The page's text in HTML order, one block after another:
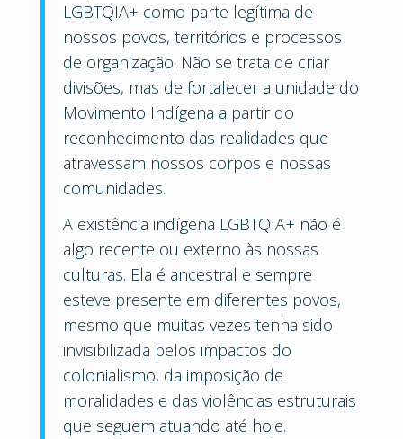
LGBTQIA+ como parte legítima de
nossos povos, territórios e processos
de organização. Não se trata de criar
divisões, mas de fortalecer a unidade do
Movimento Indígena a partir do
reconhecimento das realidades que
atravessam nossos corpos e nossas
comunidades.
A existência indígena LGBTQIA+ não é
algo recente ou externo às nossas
culturas. Ela é ancestral e sempre
esteve presente em diferentes povos,
mesmo que muitas vezes tenha sido
invisibilizada pelos impactos do
colonialismo, da imposição de
moralidades e das violências estruturais
que seguem atuando até hoje.